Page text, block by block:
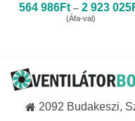
564 986Ft – 2 923 025
(Áfa-val)
2092 Budakeszi,